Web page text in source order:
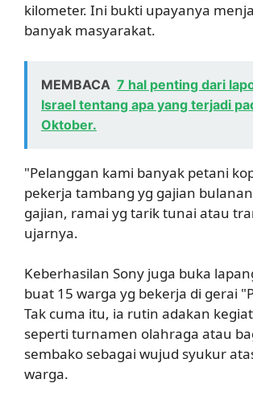
kilometer. Ini bukti upayanya
banyak masyarakat.
MEMBACA 7 hal penting dari
Israel tentang apa yang terjadi
Oktober.
"Pelanggan kami banyak petani
pekerja tambang yg gajian
gajian, ramai yg tarik tunai atau
ujarnya.
Keberhasilan Sony juga buka
buat 15 warga yg bekerja di gerai
Tak cuma itu, ia rutin adakan
seperti turnamen olahraga atau
sembako sebagai wujud syukur
warga.